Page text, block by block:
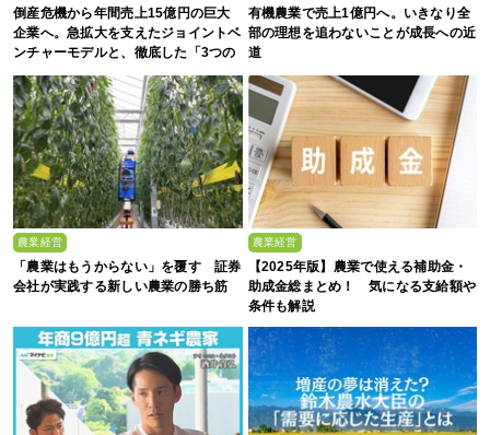
倒産危機から年間売上15億円の巨大
企業へ。急拡大を支えたジョイントベ
ンチャーモデルと、徹底した「3つの
ルール」
有機農業で売上1億円へ。いきなり全
部の理想を追わないことが成長への近
道
農業経営
「農業はもうからない」を覆す 証券
会社が実践する新しい農業の勝ち筋
農業経営
【2025年版】農業で使える補助金・
助成金総まとめ！ 気になる支給額や
条件も解説